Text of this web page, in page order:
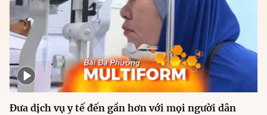
Đưa dịch vụ y tế đến gần hơn với mọi người dân